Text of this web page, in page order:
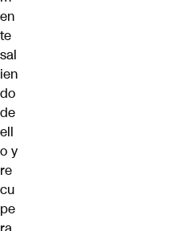
en
te
sal
ien
do
de
ell
o y
re
cu
pe